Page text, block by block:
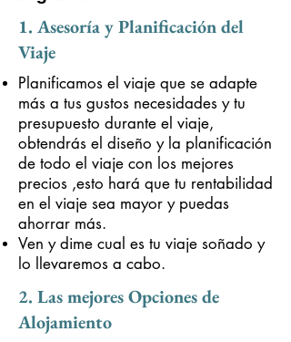
1. Asesoría y Planificación del
Viaje
Planificamos el viaje que se adapte
más a tus gustos necesidades y tu
presupuesto durante el viaje,
obtendrás el diseño y la planificación
de todo el viaje con los mejores
precios ,esto hará que tu rentabilidad
en el viaje sea mayor y puedas
ahorrar más.
Ven y dime cual es tu viaje soñado y
lo llevaremos a cabo.
2. Las mejores Opciones de
Alojamiento